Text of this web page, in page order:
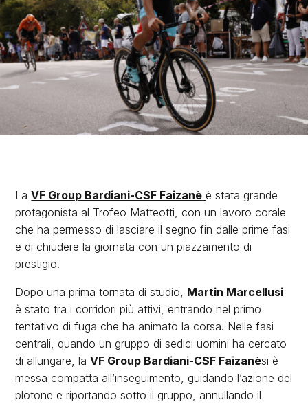
LaVF Group Bardiani-CSF Faizanè è stata grande
protagonista al Trofeo Matteotti, con un lavoro corale
che ha permesso di lasciare il segno fin dalle prime fasi
e di chiudere la giornata con un piazzamento di
prestigio.
Dopo una prima tornata di studio, Martin Marcellusi
è stato tra i corridori più attivi, entrando nel primo
tentativo di fuga che ha animato la corsa. Nelle fasi
centrali, quando un gruppo di sedici uomini ha cercato
di allungare, laVF Group Bardiani-CSF Faizanèsi è
messa compatta all’inseguimento, guidando l’azione del
plotone e riportando sotto il gruppo, annullando il